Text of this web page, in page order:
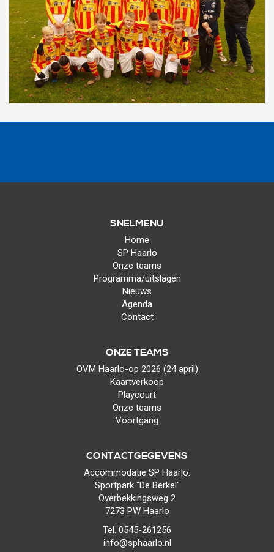
SNELMENU
Home
SP Haarlo
Onze teams
Programma/uitslagen
Nieuws
Agenda
Contact
ONZE TEAMS
OVM Haarlo-op 2026 (24 april)
Kaartverkoop
Playcourt
Onze teams
Voortgang
CONTACTGEGEVENS
Accommodatie SP Haarlo:
Sportpark "De Berkel"
Overbekkingsweg 2
7273 PW Haarlo
Tel. 0545-261256
info@sphaarlo.nl